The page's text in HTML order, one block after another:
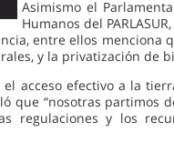
Asimismo el
Humanos del
entre ellos menciona
y la privatización de
acceso efectivo a la
que “nosotras
regulaciones y los